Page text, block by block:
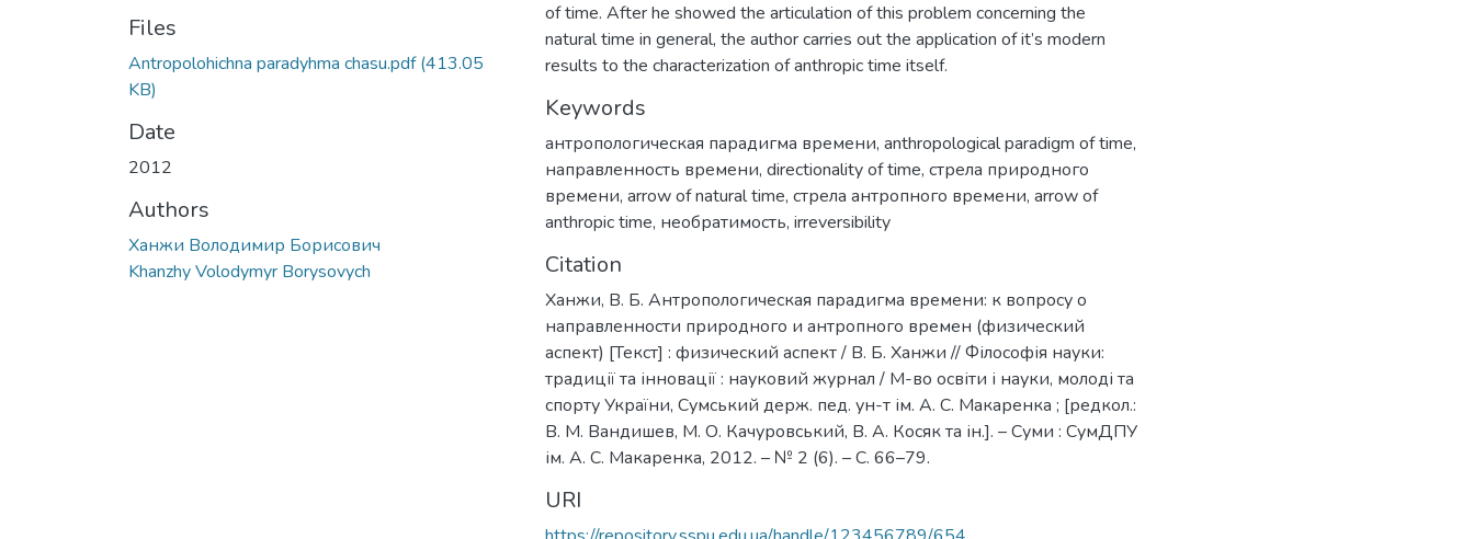
Files
Antropolohichna paradyhma chasu.pdf(413.05
KB)
Date
2012
Authors
Ханжи Володимир Борисович
Khanzhy Volodymyr Borysovych
of time. After he showed the articulation of this problem concerning the
natural time in general, the author carries out the application of it’s modern
results to the characterization of anthropic time itself.
Keywords
антропологическая парадигма времени, anthropological paradigm of time,
направленность времени, directionality of time, стрела природного
времени, arrow of natural time, стрела антропного времени, arrow of
anthropic time, необратимость, irreversibility
Citation
Ханжи, В. Б. Антропологическая парадигма времени: к вопросу о
направленности природного и антропного времен (физический
аспект) [Текст] : физический аспект / В. Б. Ханжи // Філософія науки:
традиції та інновації : науковий журнал / М-во освіти і науки, молоді та
спорту України, Сумський держ. пед. ун-т ім. А. С. Макаренка ; [редкол.:
В. М. Вандишев, М. О. Качуровський, В. А. Косяк та ін.]. – Суми : СумДПУ
ім. А. С. Макаренка, 2012. – № 2 (6). – С. 66–79.
URI